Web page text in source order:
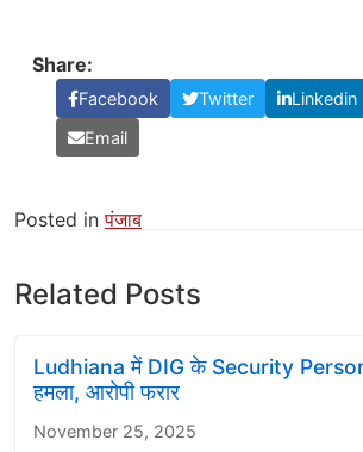
Share:
Facebook Twitter Linkedin
Email
Posted inपंजाब
Related Posts
Ludhiana में DIG के Security
हमला, आरोपी फरार
November 25, 2025